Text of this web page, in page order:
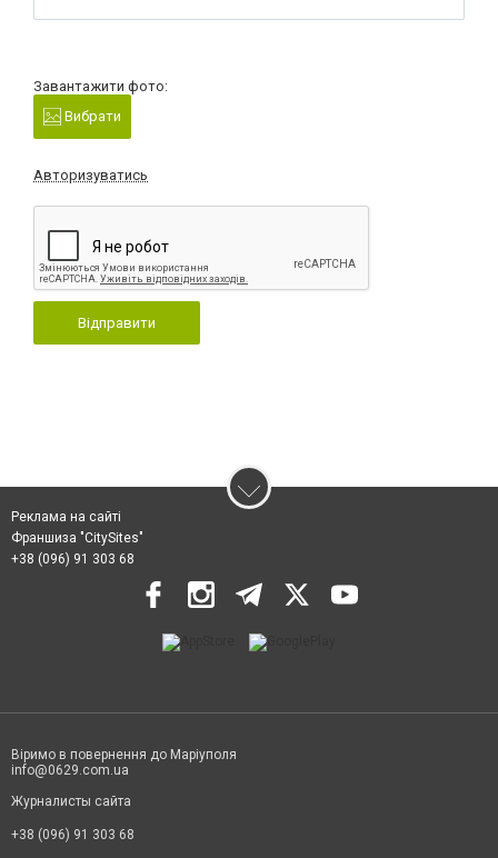
Завантажити фото:
Вибрати
Авторизуватись
Відправити
Реклама на сайті
Франшиза "CitySites"
+38 (096) 91 303 68
Віримо в повернення до Маріуполя
info@0629.com.ua
Журналисты сайта
+38 (096) 91 303 68